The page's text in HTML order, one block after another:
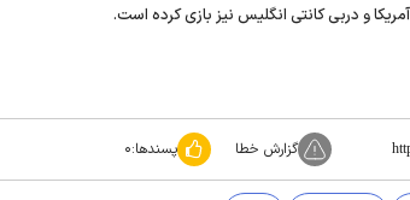
و دربی کانتی انگلیس نیز بازی کرده است.
گزارش خطا پسندها:۰